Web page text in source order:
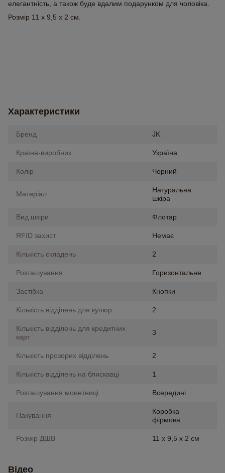
елегантність, а також буде вдалим подарунком для чоловіка.
Розмір 11 х 9,5 х 2 см.
Характеристики
Бренд JK
Країна-виробник Україна
Колір Чорний
Матеріал
Натуральна
шкіра
Вид шкіри Флотар
RFID захист Немає
Кількість складень 2
Розташування Горизонтальне
Застібка Кнопки
Кількість відділень для купюр 2
Кількість відділень для кредитних
карт
3
Кількість прозорих відділень 2
Кількість відділень на блискавці 1
Розташування монетниці Всередині
Пакування
Коробка
фірмова
Розмір ДШВ 11 х 9,5 х 2 см
Відео